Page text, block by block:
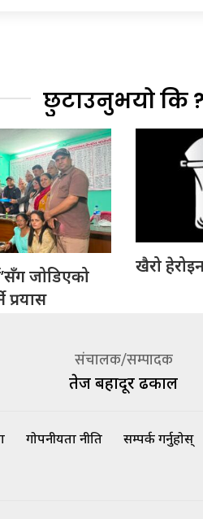
छुटाउनुभयो कि ?
जोडिएको
प्रयास
खैरो
संचालक/सम्पादक
तेज बहादूर ढकाल
गोपनीयता नीति सम्पर्क गर्नुहोस्